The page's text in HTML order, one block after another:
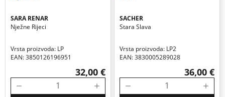
SARA RENAR
Nježne Rijeci
Vrsta proizvoda: LP
EAN: 3850126196951
32,00 €
SACHER
Stara Slava
Vrsta proizvoda: LP2
EAN: 3830005289028
36,00 €